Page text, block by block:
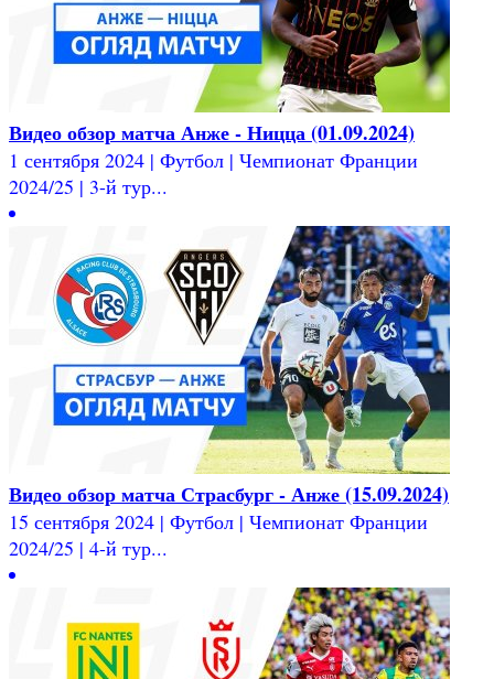
Видео обзор матча Анже - Ницца (01.09.2024)
1 сентября 2024 | Футбол | Чемпионат Франции
2024/25 | 3-й тур...
Видео обзор матча Страсбург - Анже (15.09.2024)
15 сентября 2024 | Футбол | Чемпионат Франции
2024/25 | 4-й тур...